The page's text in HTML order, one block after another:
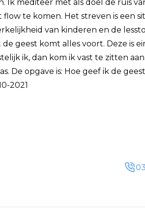
Ik mediteer met als doel de ruis
flow te komen. Het streven is een
van kinderen en de
geest komt alles voort. Deze is
ik, dan kom ik vast te zitten
De opgave is: Hoe geef ik de
2021